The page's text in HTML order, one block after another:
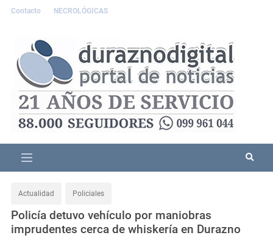
Contacto NECROLÓGICAS
Actualidad Policiales
Policía detuvo vehículo por maniobras
imprudentes cerca de whiskería en Durazno